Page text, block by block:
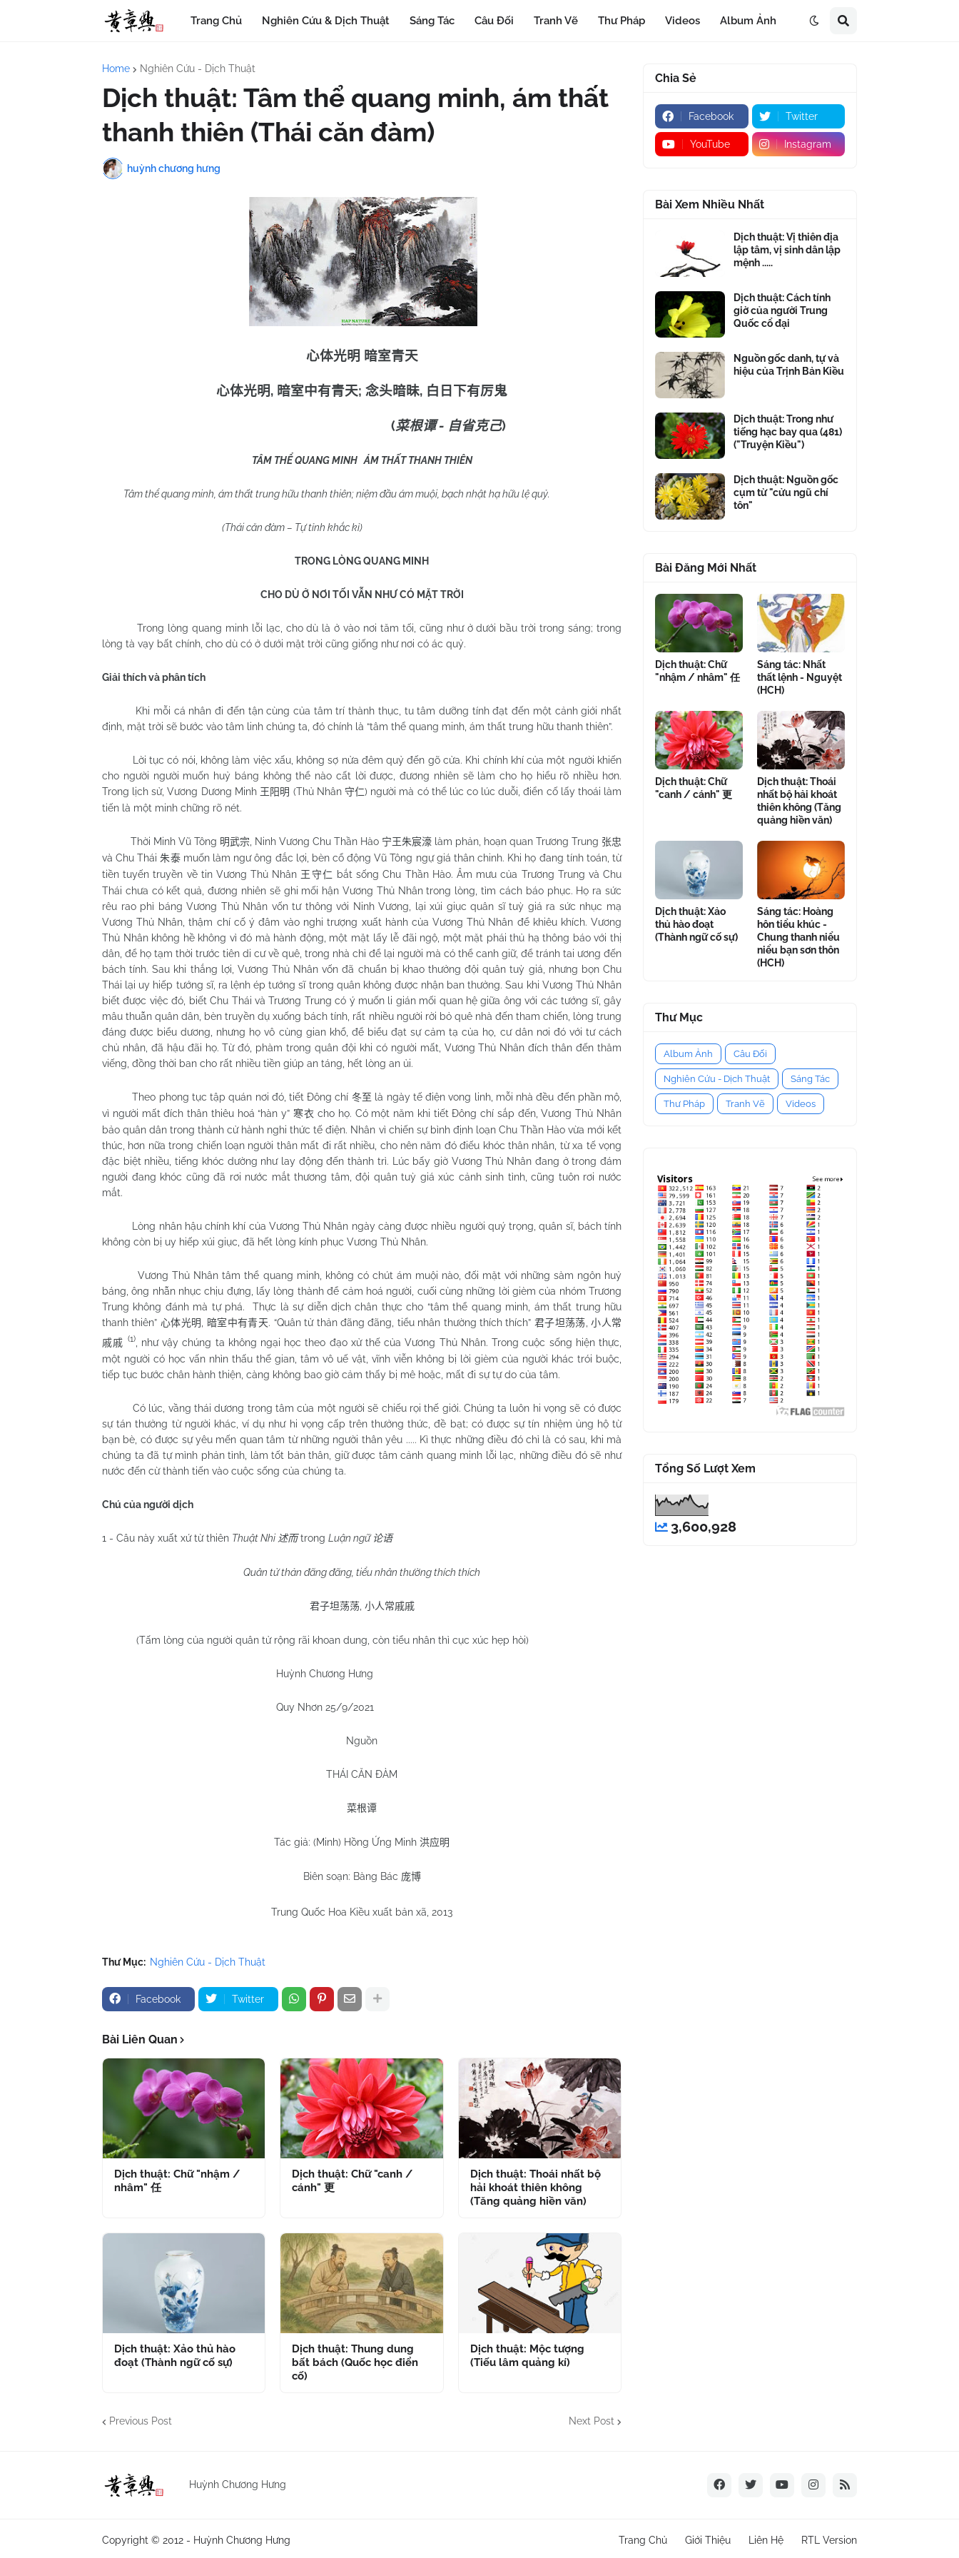
Trang Chủ Nghiên Cứu & Dịch Thuật Sáng Tác Câu Đối Tranh Vẽ Thư Pháp Videos Album Ảnh
Home Nghiên Cứu - Dịch Thuật
Dịch thuật: Tâm thể quang minh, ám thất
thanh thiên (Thái căn đàm)
huỳnh chương hưng
心体光明 暗室青天
心体光明, 暗室中有青天; 念头暗昧, 白日下有厉鬼
(菜根谭- 自省克己)
TÂM THỂ QUANG MINH ÁM THẤT THANH THIÊN
Tâm thể quang minh, ám thất trung hữu thanh thiên; niệm đầu ám muội, bạch nhật hạ hữu lệ quỷ.
(Thái căn đàm – Tự tỉnh khắc kỉ)
TRONG LÒNG QUANG MINH
CHO DÙ Ở NƠI TỐI VẪN NHƯ CÓ MẶT TRỜI
Trong lòng quang minh lỗi lạc, cho dù là ở vào nơi tăm tối, cũng như ở dưới bầu trời trong sáng; trong
lòng tà vạy bất chính, cho dù có ở dưới mặt trời cũng giống như nơi có ác quỷ.
Giải thích và phân tích
Khi mỗi cá nhân đi đến tận cùng của tâm trí thành thục, tu tâm dưỡng tính đạt đến một cảnh giới nhất
định, mặt trời sẽ bước vào tâm linh chúng ta, đó chính là “tâm thể quang minh, ám thất trung hữu thanh thiên”.
Lời tục có nói, không làm việc xấu, không sợ nửa đêm quỷ đến gõ cửa. Khi chính khí của một người khiến
cho người người muốn huỷ báng không thể nào cất lời được, đương nhiên sẽ làm cho họ hiểu rõ nhiều hơn.
Trong lịch sử, Vương Dương Minh 王阳明 (Thủ Nhân 守仁) người mà có thể lúc co lúc duỗi, điển cố lấy thoái làm
tiến là một minh chững rõ nét.
Thời Minh Vũ Tông 明武宗 , Ninh Vương Chu Thần Hào 宁王朱宸濠 làm phản, hoạn quan Trương Trung 张忠
và Chu Thái朱泰 muốn làm ngư ông đắc lợi, bèn cổ động Vũ Tông ngự giá thân chinh. Khi họ đang tính toán, từ
tiền tuyến truyền về tin Vương Thủ Nhân 王守仁 bắt sống Chu Thần Hào. Âm mưu của Trương Trung và Chu
Thái chưa có kết quả, đương nhiên sẽ ghi mối hận Vương Thủ Nhân trong lòng, tìm cách báo phục. Họ ra sức
rêu rao phỉ báng Vương Thủ Nhân vốn tư thông với Ninh Vương, lại xúi giục quân sĩ tuỳ giá ra sức nhục mạ
Vương Thủ Nhân, thậm chí cố ý đâm vào nghi trượng xuất hành của Vương Thủ Nhân để khiêu khích. Vương
Thủ Nhân không hề không vì đó mà hành động, một mặt lấy lễ đãi ngộ, một mặt phái thủ hạ thông báo với thị
dân, để họ tạm thời trước tiên di cư về quê, trong nhà chỉ để lại người mà có thể canh giữ, để tránh tai ương đến
bách tính. Sau khi thắng lợi, Vương Thủ Nhân vốn đã chuẩn bị khao thưởng đội quân tuỳ giá, nhưng bọn Chu
Thái lại uy hiếp tướng sĩ, ra lệnh ép tướng sĩ trong quân không được nhận ban thưởng. Sau khi Vương Thủ Nhân
biết được việc đó, biết Chu Thái và Trương Trung có ý muốn li gián mối quan hệ giữa ông với các tướng sĩ, gây
mâu thuẫn quân dân, bèn truyền dụ xuống bách tính, rất nhiều người rời bỏ quê nhà đến tham chiến, lòng trung
đáng được biểu dương, nhưng họ vô cùng gian khổ, để biểu đạt sự cảm tạ của họ, cư dân nơi đó với tư cách
chủ nhân, đã hậu đãi họ. Từ đó, phàm trong quân đội khi có người mất, Vương Thủ Nhân đích thân đến thăm
viếng, đồng thời ban cho rất nhiều tiền giúp an táng, hết lòng an ủi.
Theo phong tục tập quán nơi đó, tiết Đông chí 冬至 là ngày tế điện vong linh, mỗi nhà đều đến phần mộ,
vì người mất đích thân thiêu hoá “hàn y” 寒衣 cho họ. Có một năm khi tiết Đông chí sắp đến, Vương Thủ Nhân
bảo quân dân trong thành cử hành nghi thức tế điện. Nhân vì chiến sự bình định loạn Chu Thần Hào vừa mới kết
thúc, hơn nữa trong chiến loạn người thân mất đi rất nhiều, cho nên năm đó điếu khóc thân nhân, từ xa tế vọng
đặc biệt nhiều, tiếng khóc dường như lay động đến thành trì. Lúc bấy giờ Vương Thủ Nhân đang ở trong đám
người đang khóc cũng đã rơi nước mắt thương tâm, đội quân tuỳ giá xúc cảnh sinh tình, cũng tuôn rơi nước
mắt.
Lòng nhân hậu chính khí của Vương Thủ Nhân ngày càng được nhiều người quý trọng, quân sĩ, bách tính
không còn bị uy hiếp xúi giục, đã hết lòng kính phục Vương Thủ Nhân.
Vương Thủ Nhân tâm thể quang minh, không có chút ám muội nào, đối mặt với những sàm ngôn huỷ
báng, ông nhẫn nhục chịu đựng, lấy lòng thành để cảm hoá người, cuối cùng những lời gièm của nhóm Trương
Trung không đánh mà tự phá.
Thực là sự diễn dịch chân thực cho “tâm thể quang minh, ám thất trung hữu
thanh thiên” 心体光明 暗室中有青天. “Quân tử thản đãng đãng, tiểu nhân thường thích thích” 君子坦荡荡 ,小人常
戚戚 (1), như vậy chúng ta không ngại học theo đạo xử thế của Vương Thủ Nhân. Trong cuộc sống hiện thực,
một người có học vấn nhìn thấu thế gian, tâm vô uế vật, vĩnh viễn không bị lời gièm của người khác trói buộc,
tiếp tục bước chân hành thiện, càng không bao giờ cảm thấy bị mê hoặc, mất đi sự tự do của tâm.
Có lúc, vầng thái dương trong tâm của một người sẽ chiếu rọi thế giới. Chúng ta luôn hi vọng sẽ có được
sự tán thưởng từ người khác, ví dụ như hi vọng cấp trên thưởng thức, đề bạt; có được sự tín nhiệm ủng hộ từ
bạn bè, có được sự yêu mến quan tâm từ những người thân yêu ..... Kì thực những điều đó chỉ là có sau, khi mà
chúng ta đã tự mình phản tỉnh, làm tốt bản thân, giữ được tâm cảnh quang minh lỗi lạc, những điều đó sẽ như
nước đến cừ thành tiến vào cuộc sống của chúng ta.
Chú của người dịch
1 - Câu này xuất xứ từ thiên Thuật Nhi 述而 trong Luận ngữ 论语
Quân tử thản đãng đãng, tiểu nhân thường thích thích
君子坦荡荡, 小人常戚戚
(Tấm lòng của người quân tử rộng rãi khoan dung, còn tiểu nhân thì cục xúc hẹp hòi)
Huỳnh Chương Hưng
Quy Nhơn 25/9/2021
Nguồn
THÁI CĂN ĐÀM
菜根谭
Tác giả: (Minh) Hồng Ứng Minh 洪应明
Biên soạn: Bàng Bác 庞博
Trung Quốc Hoa Kiều xuất bản xã, 2013
Thư Mục: Nghiên Cứu - Dịch Thuật
Facebook Twitter
Bài Liên Quan
Dịch thuật: Chữ "nhậm /
nhâm" 任
Dịch thuật: Chữ "canh /
cánh" 更
Dịch thuật: Thoái nhất bộ
hải khoát thiên không
(Tăng quảng hiền văn)
Dịch thuật: Xảo thủ hào
đoạt (Thành ngữ cố sự)
Dịch thuật: Thung dung
bất bách (Quốc học điển
cố)
Dịch thuật: Mộc tượng
(Tiếu lâm quảng kí)
Previous Post Next Post
Chia Sẻ
Facebook Twitter
YouTube Instagram
Bài Xem Nhiều Nhất
Dịch thuật: Vị thiên địa
lập tâm, vị sinh dân lập
mệnh .....
Dịch thuật: Cách tính
giờ của người Trung
Quốc cổ đại
Nguồn gốc danh, tự và
hiệu của Trịnh Bản Kiều
Dịch thuật: Trong như
tiếng hạc bay qua (481)
("Truyện Kiều")
Dịch thuật: Nguồn gốc
cụm từ "cửu ngũ chí
tôn"
Bài Đăng Mới Nhất
Dịch thuật: Chữ
"nhậm / nhâm" 任
Sáng tác: Nhất
thất lệnh - Nguyệt
(HCH)
Dịch thuật: Chữ
"canh / cánh" 更
Dịch thuật: Thoái
nhất bộ hải khoát
thiên không (Tăng
quảng hiền văn)
Dịch thuật: Xảo
thủ hào đoạt
(Thành ngữ cố sự)
Sáng tác: Hoàng
hôn tiểu khúc -
Chung thanh niểu
niểu bạn sơn thôn
(HCH)
Thư Mục
Album Ảnh Câu Đối
Nghiên Cứu - Dịch Thuật Sáng Tác
Thư Pháp Tranh Vẽ Videos
Tổng Số Lượt Xem
3,600,928
Huỳnh Chương Hưng
Copyright © 2012 - Huỳnh Chương Hưng Trang Chủ Giới Thiệu Liên Hệ RTL Version